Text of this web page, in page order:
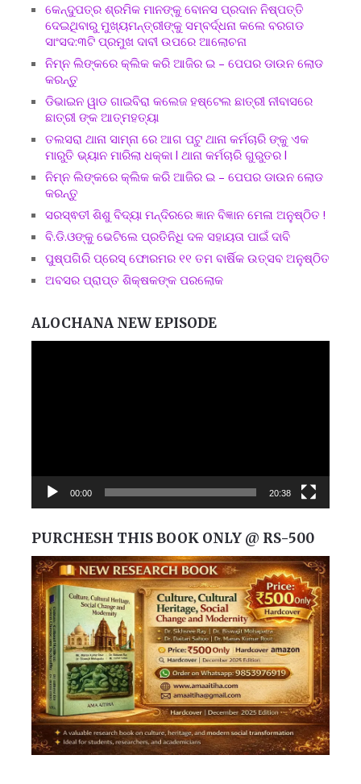
କେନ୍ଦୁପତ୍ର ଶ୍ରମିକ ମାନଙ୍କୁ ବୋନସ ପ୍ରଦାନ ନିଷ୍ପତ୍ତି
ଦେଇଥିବାରୁ ମୁଖ୍ୟମନ୍ତ୍ରୀଙ୍କୁ ସମ୍ବର୍ଦ୍ଧନା କଲେ ବରଗଡ
ସାଂସଦ:୩ଟି ପ୍ରମୁଖ ଦାବୀ ଉପରେ ଆଲୋଚନା
ନିମ୍ନ ଲିଙ୍କରେ କ୍ଲିକ କରି ଆଜିର ଇ – ପେପର ଡାଉନ ଲୋଡ
କରନ୍ତୁ
ଡିଭାଇନ ୱାଡ ଗାଇବିରା କଲେଜ ହଷ୍ଟେଲ ଛାତ୍ରୀ ନୀବାସରେ
ଛାତ୍ରୀ ଙ୍କ ଆତ୍ମହତ୍ୟା
ତଲସରା ଥାନା ସାମ୍ନା ରେ ଆଗ ପଟୁ ଥାନା କର୍ମଚାରି ଙ୍କୁ ଏକ
ମାରୁତି ଭ୍ୟାନ ମାରିଲା ଧକ୍କା l ଥାନା କର୍ମଚାରି ଗୁରୁତର l
ନିମ୍ନ ଲିଙ୍କରେ କ୍ଲିକ କରି ଆଜିର ଇ – ପେପର ଡାଉନ ଲୋଡ
କରନ୍ତୁ
ସରସ୍ଵତୀ ଶିଶୁ ବିଦ୍ୟା ମନ୍ଦିରରେ ଜ୍ଞାନ ବିଜ୍ଞାନ ମେଳା ଅନୁଷ୍ଠିତ !
ବି.ଡି.ଓଙ୍କୁ ଭେଟିଲେ ପ୍ରତିନିଧି ଦଳ ସହାୟତା ପାଇଁ ଦାବି
ପୁଷ୍ପଗିରି ପ୍ରେସ୍ ଫୋରମର ୧୧ ତମ ବାର୍ଷିକ ଉତ୍ସବ ଅନୁଷ୍ଠିତ
ଅବସର ପ୍ରାପ୍ତ ଶିକ୍ଷକଙ୍କ ପରଲୋକ
ALOCHANA NEW EPISODE
00:00 20:38
PURCHESH THIS BOOK ONLY @ RS-500